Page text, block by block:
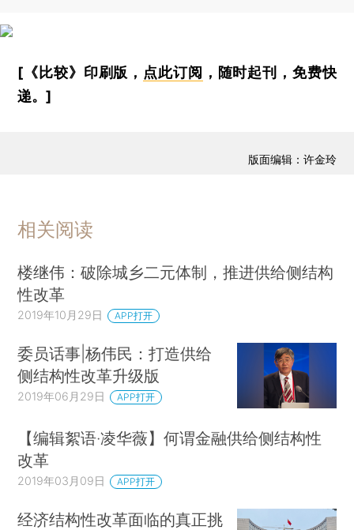
[《比较》印刷版， 点此订阅 ，随时起刊，免费快
递。]
版面编辑：许金玲
相关阅读
楼继伟：破除城乡二元体制，推进供给侧结构
性改革
2019年10月29日 APP打开
委员话事|杨伟民：打造供给
侧结构性改革升级版
2019年06月29日 APP打开
【编辑絮语·凌华薇】何谓金融供给侧结构性
改革
2019年03月09日 APP打开
经济结构性改革面临的真正挑